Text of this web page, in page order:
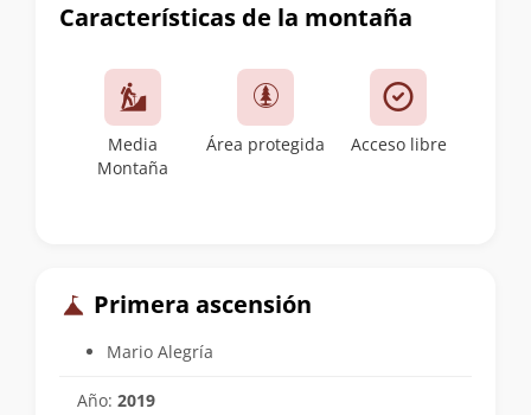
Características de la montaña
Media
Montaña
Área protegida Acceso libre
Primera ascensión
Mario Alegría
Año: 2019